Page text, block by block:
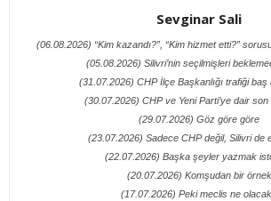
Sevginar Sali
(06.08.2026) “Kim kazandı?”, “Kim hizmet etti?”
(05.08.2026) Silivri’nin seçilmişleri
(31.07.2026) CHP İlçe Başkanlığı trafiği
(30.07.2026) CHP ve Yeni Parti’ye dair son
(29.07.2026) Göz göre göre
(23.07.2026) Sadece CHP değil, Silivri de
(22.07.2026) Başka şeyler yazmak
(20.07.2026) Komşudan bir örnek
(17.07.2026) Peki meclis ne